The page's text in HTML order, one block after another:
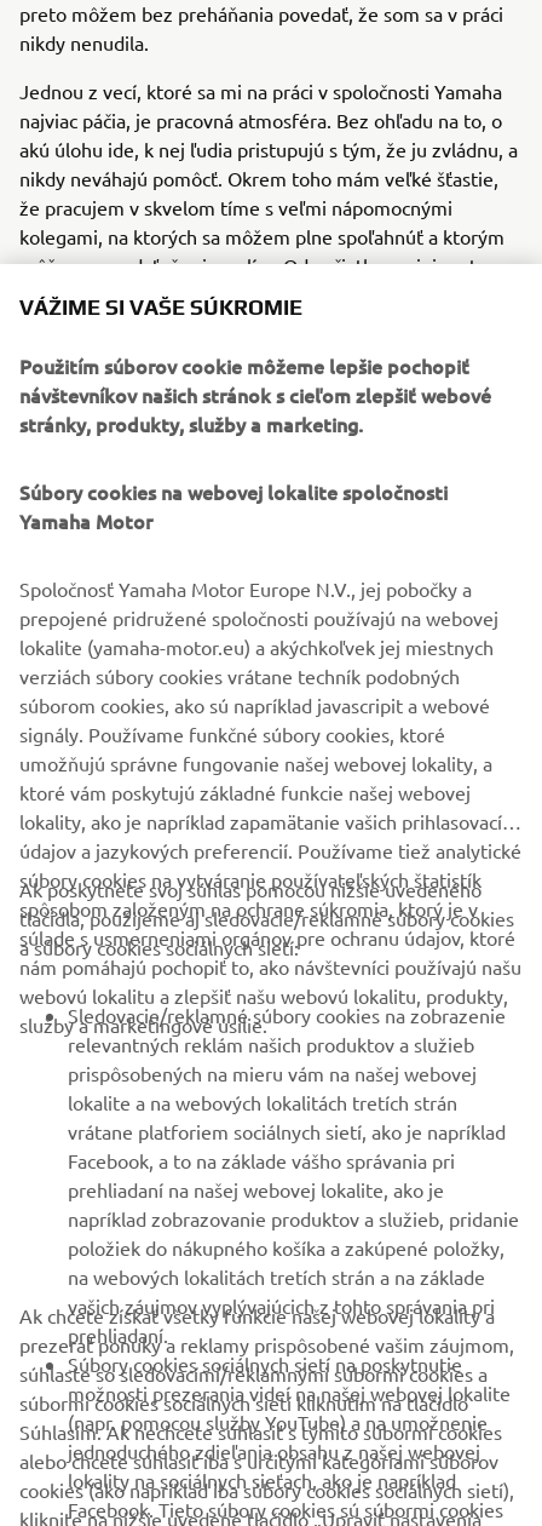
preto môžem bez preháňania povedať, že som sa v práci
nikdy nenudila.
Jednou z vecí, ktoré sa mi na práci v spoločnosti Yamaha
najviac páčia, je pracovná atmosféra. Bez ohľadu na to, o
akú úlohu ide, k nej ľudia pristupujú s tým, že ju zvládnu, a
nikdy neváhajú pomôcť. Okrem toho mám veľké šťastie,
že pracujem v skvelom tíme s veľmi nápomocnými
kolegami, na ktorých sa môžem plne spoľahnúť a ktorým
môžem povedať, čo si myslím. Od začiatku mojej cesty so
spoločnosťou Yamaha som sa vďaka svojim kolegom
výrazne rozvinula a veľmi sa teším na ďalšie roky strávené
v rodine spoločnosti Yamaha.
©Yamaha Motor Europe N.V. /Yamaha Motor Co., Ltd.
Informácie ani obrázky na týchto webových stránkach sa
bez výslovného písomného súhlasu spoločnosti Yamaha
Motor Europe N.V. a/alebo spoločnosti Yamaha Motor Co.,
Ltd.
Vždy jazdite bezpečne a dodržiavajte všetky miestne
predpisy o cestnej premávke.
FIREMNÉ STRÁNKY
B2B
VIAC YAMAHA
PODPORA
BULLETIN
Získajte medzi prvými informácie o najnovších ponukách,
špeciálnych akciách, nových verziách a mnoho ďalšieho
PRIHLÁSIŤ SA NA ODBER
Prečítajte si naše Zásady ochrany osobných údajov, aby ste sa
dozvedeli, ako spracovávame vaše osobné údaje:Ochrana
Osobných Údajov
VÁŽIME SI VAŠE SÚKROMIE
Použitím súborov cookie môžeme lepšie pochopiť
návštevníkov našich stránok s cieľom zlepšiť webové
stránky, produkty, služby a marketing.
Súbory cookies na webovej lokalite spoločnosti
Yamaha Motor
Spoločnosť Yamaha Motor Europe N.V., jej pobočky a
prepojené pridružené spoločnosti používajú na webovej
lokalite (yamaha-motor.eu) a akýchkoľvek jej miestnych
verziách súbory cookies vrátane techník podobných
súborom cookies, ako sú napríklad javascripit a webové
signály. Používame funkčné súbory cookies, ktoré
umožňujú správne fungovanie našej webovej lokality, a
ktoré vám poskytujú základné funkcie našej webovej
lokality, ako je napríklad zapamätanie vašich prihlasovacích
údajov a jazykových preferencií. Používame tiež analytické
súbory cookies na vytváranie používateľských štatistík
spôsobom založeným na ochrane súkromia, ktorý je v
súlade s usmerneniami orgánov pre ochranu údajov, ktoré
nám pomáhajú pochopiť to, ako návštevníci používajú našu
webovú lokalitu a zlepšiť našu webovú lokalitu, produkty,
služby a marketingové úsilie.
Ak poskytnete svoj súhlas pomocou nižšie uvedeného
tlačidla, použijeme aj sledovacie/reklamné súbory cookies
a súbory cookies sociálnych sietí:
Sledovacie/reklamné súbory cookies na zobrazenie
relevantných reklám našich produktov a služieb
prispôsobených na mieru vám na našej webovej
lokalite a na webových lokalitách tretích strán
vrátane platforiem sociálnych sietí, ako je napríklad
Facebook, a to na základe vášho správania pri
prehliadaní na našej webovej lokalite, ako je
napríklad zobrazovanie produktov a služieb, pridanie
položiek do nákupného košíka a zakúpené položky,
na webových lokalitách tretích strán a na základe
vašich záujmov vyplývajúcich z tohto správania pri
prehliadaní.
Súbory cookies sociálnych sietí na poskytnutie
možnosti prezerania videí na našej webovej lokalite
(napr. pomocou služby YouTube) a na umožnenie
jednoduchého zdieľania obsahu z našej webovej
lokality na sociálnych sieťach, ako je napríklad
Facebook. Tieto súbory cookies sú súbormi cookies
Ak chcete získať všetky funkcie našej webovej lokality a
prezerať ponuky a reklamy prispôsobené vašim záujmom,
súhlaste so sledovacími/reklamnými súbormi cookies a
súbormi cookies sociálnych sietí kliknutím na tlačidlo
Súhlasím. Ak nechcete súhlasiť s týmito súbormi cookies
alebo chcete súhlasiť iba s určitými kategóriami súborov
cookies (ako napríklad iba súbory cookies sociálnych sietí),
kliknite na nižšie uvedené tlačidlo „Upraviť nastavenia